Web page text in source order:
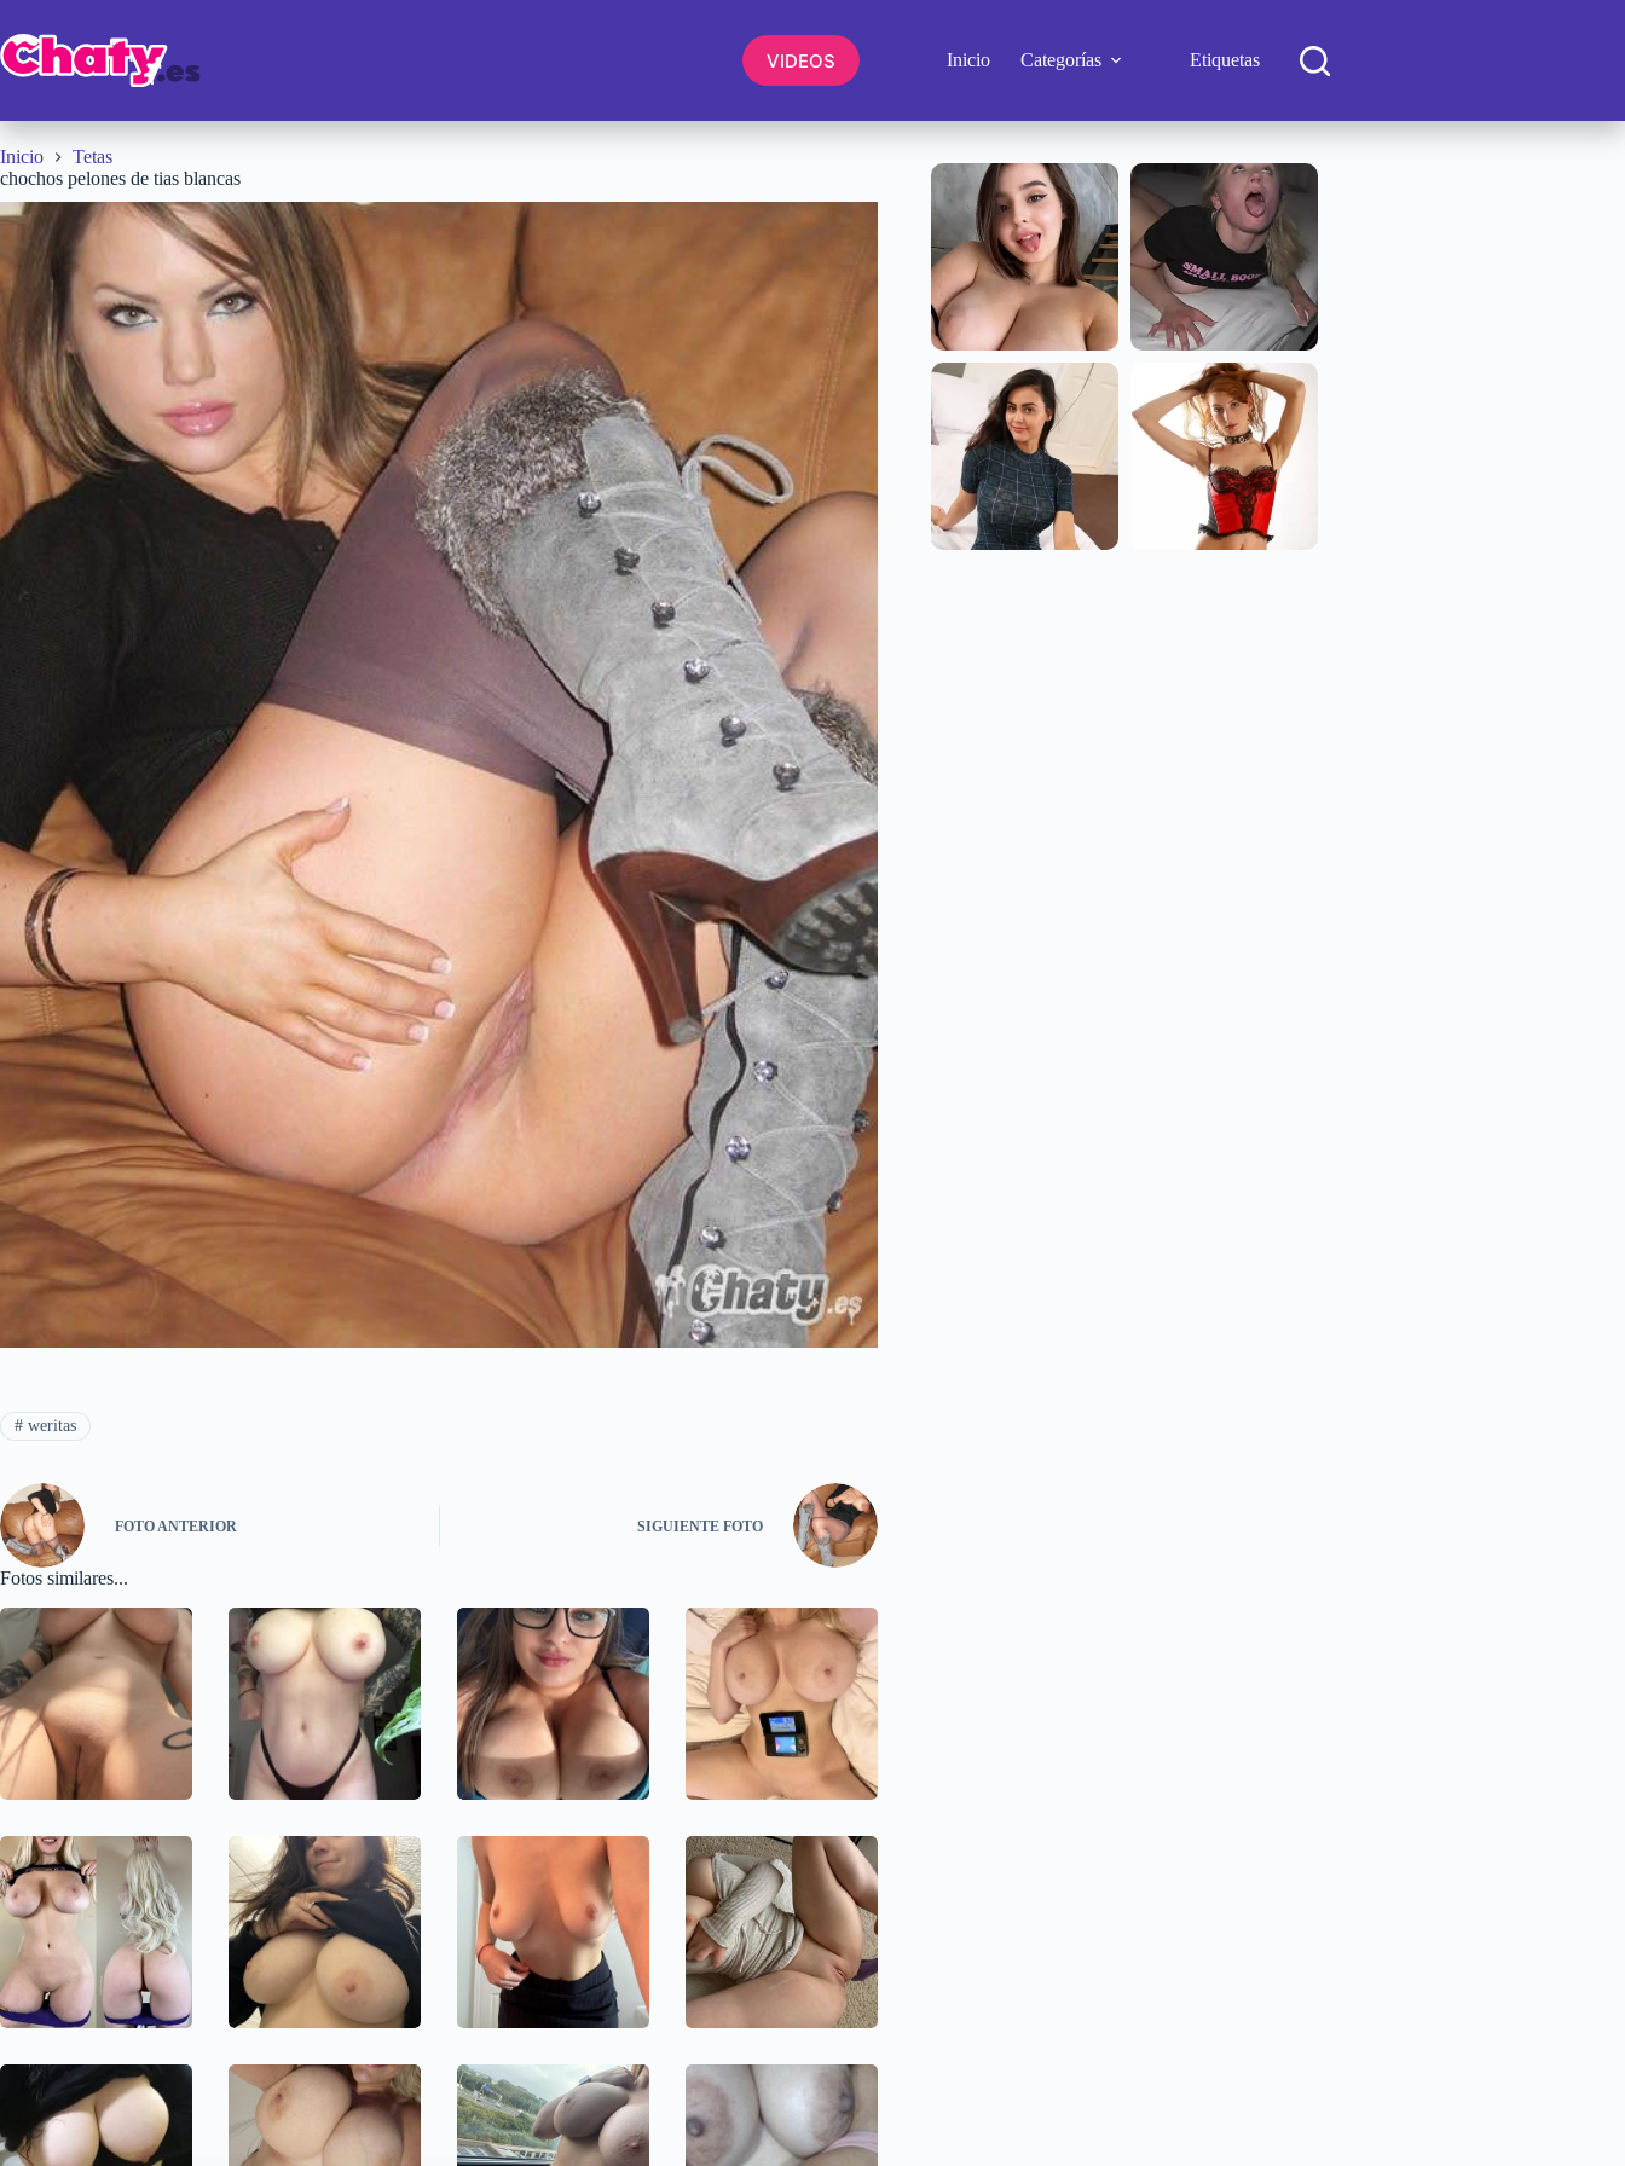
contenido
VIDEOS Inicio Categorías Etiquetas
Inicio
Tetas
chochos pelones de tias blancas
#weritas
FOTOANTERIOR SIGUIENTE FOTO
Fotos similares...